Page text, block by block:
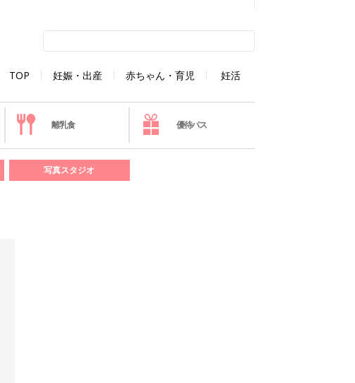
TOP 妊娠・出産 赤ちゃん・育児 妊活
離乳食 優待パス
写真スタジオ